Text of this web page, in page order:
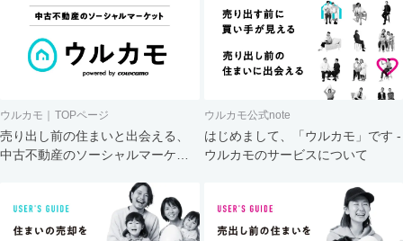
ウルカモ｜TOPページ
売り出し前の住まいと出会える、
中古不動産のソーシャルマーケッ
ウルカモ公式note
はじめまして、「ウルカモ」です -
ウルカモのサービスについて